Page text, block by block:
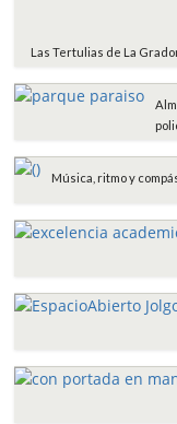
Las Tertulias de La
Música, ritmo y